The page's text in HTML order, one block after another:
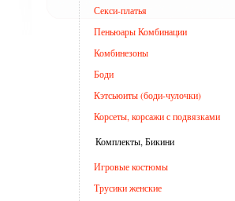
Секси-платья
Пеньюары Комбинации
Комбинезоны
Боди
Кэтсьюиты (боди-чулочки)
Корсеты, корсажи с подвязками
Комплекты, Бикини
Игровые костюмы
Трусики женские